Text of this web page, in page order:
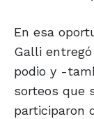
En esa
Galli
podio y -
sorteos que
participaron